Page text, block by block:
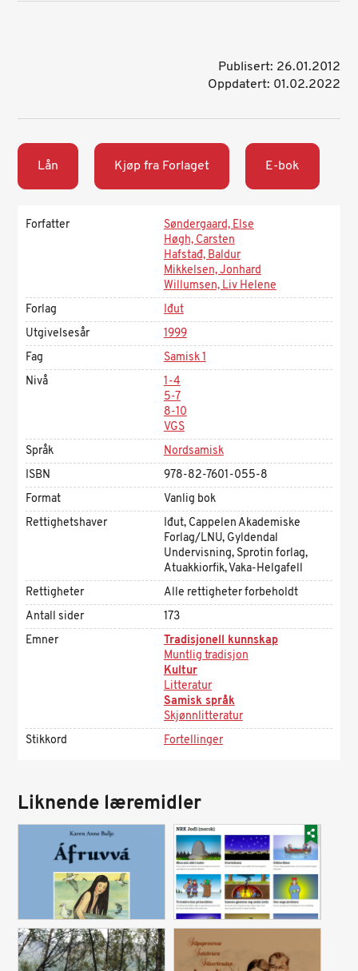
Publisert: 26.01.2012
Oppdatert: 01.02.2022
Lån Kjøp fra Forlaget E-bok
Forfatter
Søndergaard, Else
Høgh, Carsten
Hafstađ, Baldur
Mikkelsen, Jonhard
Willumsen, Liv Helene
Forlag
Iđut
Utgivelsesår
1999
Fag
Samisk 1
Nivå
1-4
5-7
8-10
VGS
Språk
Nordsamisk
ISBN
978-82-7601-055-8
Format
Vanlig bok
Rettighetshaver
Iđut, Cappelen Akademiske
Forlag/LNU, Gyldendal
Undervisning, Sprotin forlag,
Atuakkiorfik, Vaka-Helgafell
Rettigheter
Alle rettigheter forbeholdt
Antall sider
173
Emner
Tradisjonell kunnskap
Muntlig tradisjon
Kultur
Litteratur
Samisk språk
Skjønnlitteratur
Stikkord
Fortellinger
Liknende læremidler